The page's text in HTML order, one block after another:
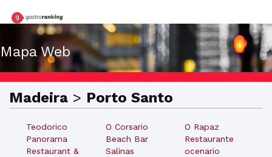
Mapa Web
Madeira > Porto Santo
Teodorico
Panorama
Restaurant &
O Corsario
Beach Bar
Salinas
O Rapaz
Restaurante
ocenario